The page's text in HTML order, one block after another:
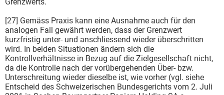
[27] Gemäss Praxis kann eine Ausnahme auch für den
analogen Fall gewährt werden, dass der Grenzwert
kurzfristig unter- und anschliessend wieder überschritten
wird. In beiden Situationen ändern sich die
Kontrollverhältnisse in Bezug auf die Zielgesellschaft nicht,
da die Kontrolle nach der vorübergehenden Über- bzw.
Unterschreitung wieder dieselbe ist, wie vorher (vgl. siehe
Entscheid des Schweizerischen Bundesgerichts vom 2. Juli